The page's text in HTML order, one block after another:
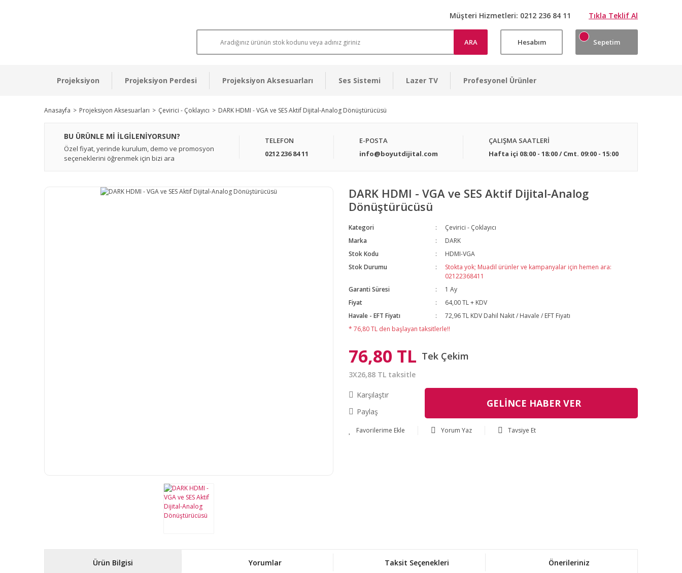
Müşteri Hizmetleri: 0212 236 84 11 Tıkla Teklif Al
ARA Hesabım Sepetim
Projeksiyon Projeksiyon Perdesi Projeksiyon Aksesuarları Ses Sistemi Lazer TV Profesyonel Ürünler
Anasayfa Projeksiyon Aksesuarları Çevirici - Çoklayıcı DARK HDMI - VGA ve SES Aktif Dijital-Analog Dönüştürücüsü
BU ÜRÜNLE Mİ İLGİLENİYORSUN?
Özel fiyat, yerinde kurulum, demo ve promosyon
seçeneklerini öğrenmek için bizi ara
TELEFON
0212 236 84 11
E-POSTA
info@boyutdijital.com
ÇALIŞMA SAATLERİ
Hafta içi 08:00 - 18:00 / Cmt. 09:00 - 15:00
DARK HDMI - VGA ve SES Aktif Dijital-Analog
Dönüştürücüsü
Kategori
Çevirici - Çoklayıcı
Marka
DARK
Stok Kodu
HDMI-VGA
Stok Durumu
Stokta yok; Muadil ürünler ve kampanyalar için hemen ara:
02122368411
Garanti Süresi
1 Ay
Fiyat
64,00 TL + KDV
Havale - EFT Fiyatı
72,96 TL KDV Dahil Nakit / Havale / EFT Fiyatı
* 76,80 TL den başlayan taksitlerle!!
76,80 TL Tek Çekim
3X26,88 TL taksitle
Karşılaştır
Paylaş
GELİNCE HABER VER
Yorum Yaz Tavsiye Et
Ürün Bilgisi Yorumlar Taksit Seçenekleri Önerileriniz